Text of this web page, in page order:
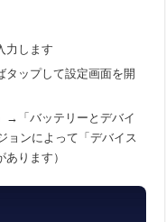
力します
タップして設定画面を開
→「バッテリーとデバイ
ョンによって「デバイス
ります）